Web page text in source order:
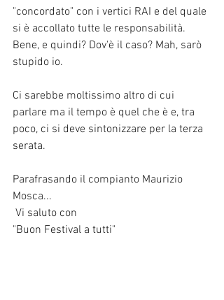
"concordato" con i vertici RAI e del quale
si è accollato tutte le responsabilità.
Bene, e quindi? Dov'è il caso? Mah, sarò
stupido io.
Ci sarebbe moltissimo altro di cui
parlare ma il tempo è quel che è e, tra
poco, ci si deve sintonizzare per la terza
serata.
Parafrasando il compianto Maurizio
Mosca...
Vi saluto con
"Buon Festival a tutti"